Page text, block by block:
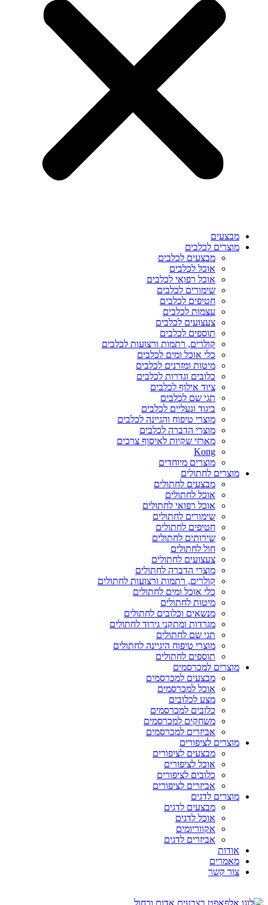
מבצעים
מוצרים לכלבים
מבצעים לכלבים
אוכל לכלבים
אוכל רפואי לכלבים
שימורים לכלבים
חטיפים לכלבים
עצמות לכלבים
צעצועים לכלבים
תוספים לכלבים
קולרים, רתמות ורצועות לכלבים
כלי אוכל ומים לכלבים
מיטות ומזרנים לכלבים
כלובים וגדרות לכלבים
ציוד אילוף לכלבים
תגי שם לכלבים
ביגוד ונעליים לכלבים
מוצרי טיפוח והגיינה לכלבים
מוצרי הדברה לכלבים
מארזי שקיות לאיסוף צרכים
Kong
מוצרים מיוחדים
מוצרים לחתולים
מבצעים לחתולים
אוכל לחתולים
אוכל רפואי לחתולים
שימורים לחתולים
חטיפים לחתולים
שירותים לחתולים
חול לחתולים
צעצועים לחתולים
מוצרי הדברה לחתולים
קולרים, רתמות ורצועות לחתולים
כלי אוכל ומים לחתולים
מיטות לחתולים
מנשאים וכלובים לחתולים
מגרדות ומתקני גירוד לחתולים
תגי שם לחתולים
מוצרי טיפוח היגיינה לחתולים
תוספים לחתולים
מוצרים למכרסמים
מבצעים למכרסמים
אוכל למכרסמים
מצע לכלובים
כלובים למכרסמים
משחקים למכרסמים
אביזרים למכרסמים
מוצרים לציפורים
מבצעים לציפורים
אוכל לציפורים
כלובים לציפורים
אביזרים לציפורים
מוצרים לדגים
מבצעים לדגים
אוכל לדגים
אקווריומים
אביזרים לדגים
אודות
מאמרים
צור קשר